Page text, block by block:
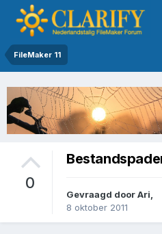
FileMaker 11
0
Gevraagd doorAri
8 oktober 2011